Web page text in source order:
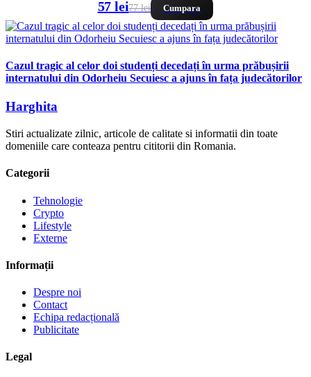
57 lei77 lei Cumpara
Cazul tragic al celor doi studenți decedați în urma prăbușirii
internatului din Odorheiu Secuiesc a ajuns în fața judecătorilor
Harghita
Stiri actualizate zilnic, articole de calitate si informatii din toate
domeniile care conteaza pentru cititorii din Romania.
Categorii
Tehnologie
Crypto
Lifestyle
Externe
Informații
Despre noi
Contact
Echipa redacțională
Publicitate
Legal